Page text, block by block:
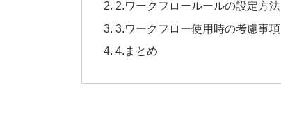
2.ワークフロールールの設定方法
3.ワークフロー使用時の考慮事項
4.まとめ